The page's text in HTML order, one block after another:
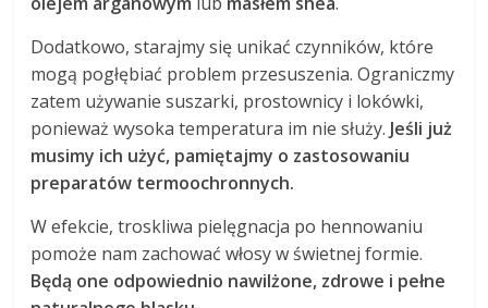
Dodatkowo, starajmy się unikać czynników, które
mogą pogłębiać problem przesuszenia. Ograniczmy
zatem używanie suszarki, prostownicy i lokówki,
ponieważ wysoka temperatura im nie służy. Jeśli już
musimy ich użyć, pamiętajmy o zastosowaniu
preparatów termoochronnych.
W efekcie, troskliwa pielęgnacja po hennowaniu
pomoże nam zachować włosy w świetnej formie.
Będą one odpowiednio nawilżone, zdrowe i pełne